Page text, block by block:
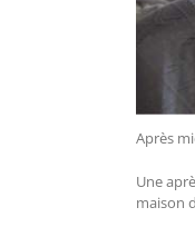
Après
Une
maison